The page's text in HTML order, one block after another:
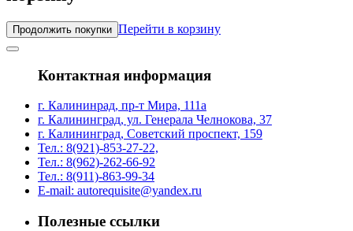
Продолжить покупки Перейти в корзину
Контактная информация
г. Калининрад, пр-т Мира, 111а
г. Калининград, ул. Генерала Челнокова, 37
г. Калининград, Советский проспект, 159
Тел.: 8(921)-853-27-22,
Тел.: 8(962)-262-66-92
Тел.: 8(911)-863-99-34
E-mail: autorequisite@yandex.ru
Полезные ссылки